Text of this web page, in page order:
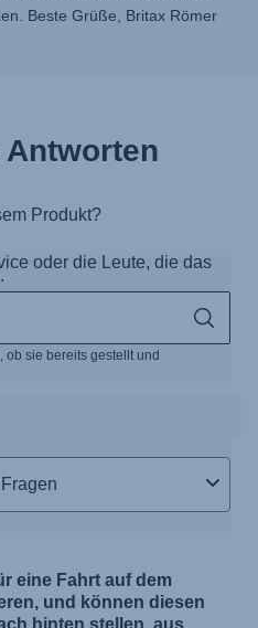
Beste Grüße, Britax Römer
Antworten